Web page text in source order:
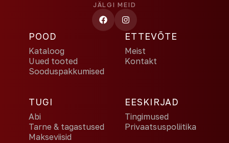
JÄLGI MEID
POOD
Kataloog
Uued tooted
Sooduspakkumised
ETTEVÕTE
Meist
Kontakt
TUGI
Abi
Tarne & tagastused
Makseviisid
EESKIRJAD
Tingimused
Privaatsuspoliitika